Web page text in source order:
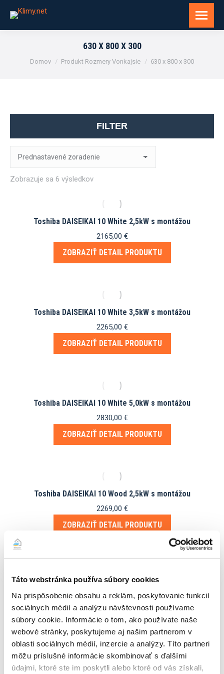
Táto webstránka používa súbory cookies
Na prispôsobenie obsahu a reklám, poskytovanie funkcií
sociálnych médií a analýzu návštevnosti používame
súbory cookie. Informácie o tom, ako používate naše
webové stránky, poskytujeme aj našim partnerom v
oblasti sociálnych médií, inzercie a analýzy. Títo partneri
môžu príslušné informácie skombinovať s ďalšími
údajmi, ktoré ste im poskytli alebo ktoré od vás získali,
630 X 800 X 300
You are here:
Domov Produkt Rozmery Vonkajsie 630 x 800 x 300
Zobrazuje sa 6 výsledkov
Toshiba DAISEIKAI 10 White 2,5kW s montážou
2165,00 €
ZOBRAZIŤ DETAIL PRODUKTU
Toshiba DAISEIKAI 10 White 3,5kW s montážou
2265,00 €
ZOBRAZIŤ DETAIL PRODUKTU
Toshiba DAISEIKAI 10 White 5,0kW s montážou
2830,00 €
ZOBRAZIŤ DETAIL PRODUKTU
Toshiba DAISEIKAI 10 Wood 2,5kW s montážou
2269,00 €
ZOBRAZIŤ DETAIL PRODUKTU
Toshiba DAISEIKAI 10 Wood 3,5kW s montážou
2399,00€
ZOBRAZIŤ DETAIL PRODUKTU
FILTER